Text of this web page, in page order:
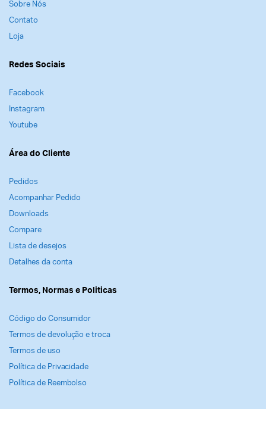
Sobre Nós
Contato
Loja
Redes Sociais
Facebook
Instagram
Youtube
Área do Cliente
Pedidos
Acompanhar Pedido
Downloads
Compare
Lista de desejos
Detalhes da conta
Termos, Normas e Politicas
Código do Consumidor
Termos de devolução e troca
Termos de uso
Política de Privacidade
Política de Reembolso